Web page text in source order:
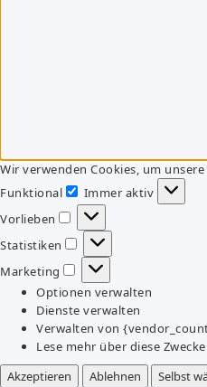
Wir verwenden Cookies, um
Funktional
Funktional
Immer aktiv
Vorlieben
Vorlieben
Statistiken
Statistiken
Marketing
Marketing
Optionen verwalten
Dienste verwalten
Verwalten von
Lese mehr über diese Zwecke
Akzeptieren
Ablehnen Selbst